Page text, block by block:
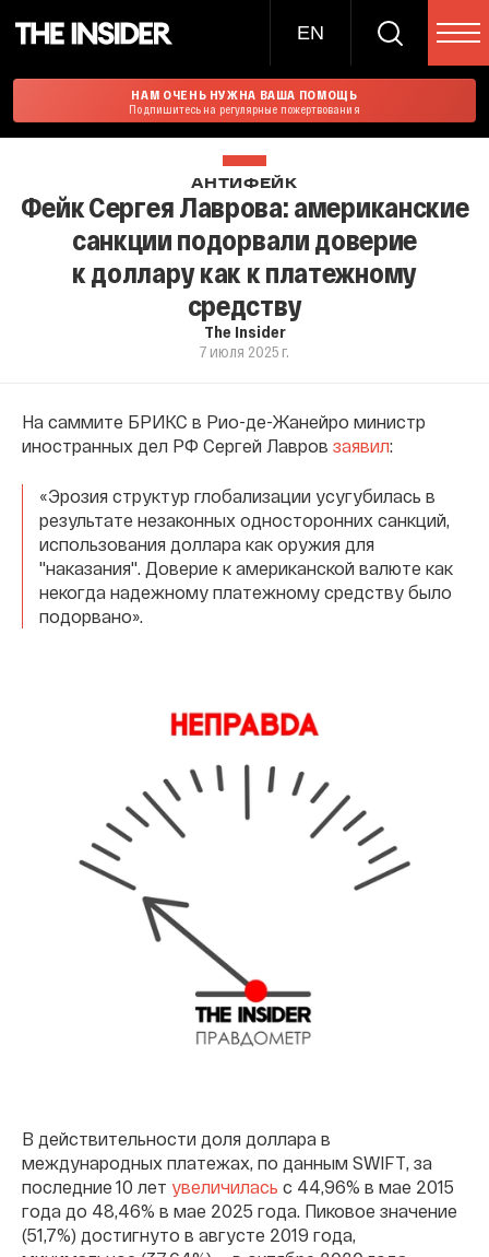
EN
НАМ ОЧЕНЬ НУЖНА ВАША ПОМОЩЬ
Подпишитесь на регулярные пожертвования
АНТИФЕЙК
Фейк Сергея Лаврова: американские
санкции подорвали доверие
к доллару как к платежному
средству
The Insider
7 июля 2025 г.
На саммите БРИКС в Рио-де-Жанейро министр
иностранных дел РФ Сергей Лавров заявил:
«Эрозия структур глобализации усугубилась в
результате незаконных односторонних санкций,
использования доллара как оружия для
''наказания''. Доверие к американской валюте как
некогда надежному платежному средству было
подорвано».
В действительности доля доллара в
международных платежах, по данным SWIFT, за
последние 10 лет увеличилась с 44,96% в мае 2015
года до 48,46% в мае 2025 года. Пиковое значение
(51,7%) достигнуто в августе 2019 года,